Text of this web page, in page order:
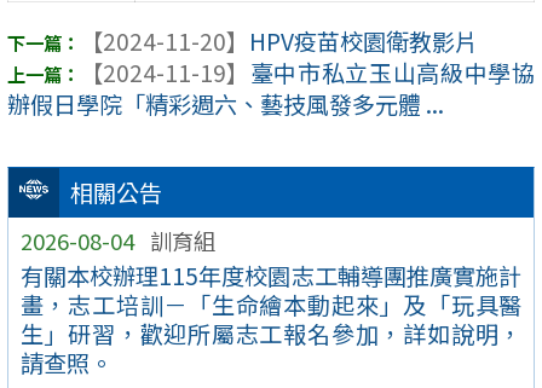
相關公告
2026-08-04 訓育組
有關本校辦理115年度校園志工輔導團推廣實施計
畫，志工培訓－「生命繪本動起來」及「玩具醫
生」研習，歡迎所屬志工報名參加，詳如說明，
請查照。
【2024-11-20】 HPV疫苗校園衛教影片
【2024-11-19】 臺中市私立玉山高級中學協
辦假日學院「精彩週六、藝技風發多元體 ...